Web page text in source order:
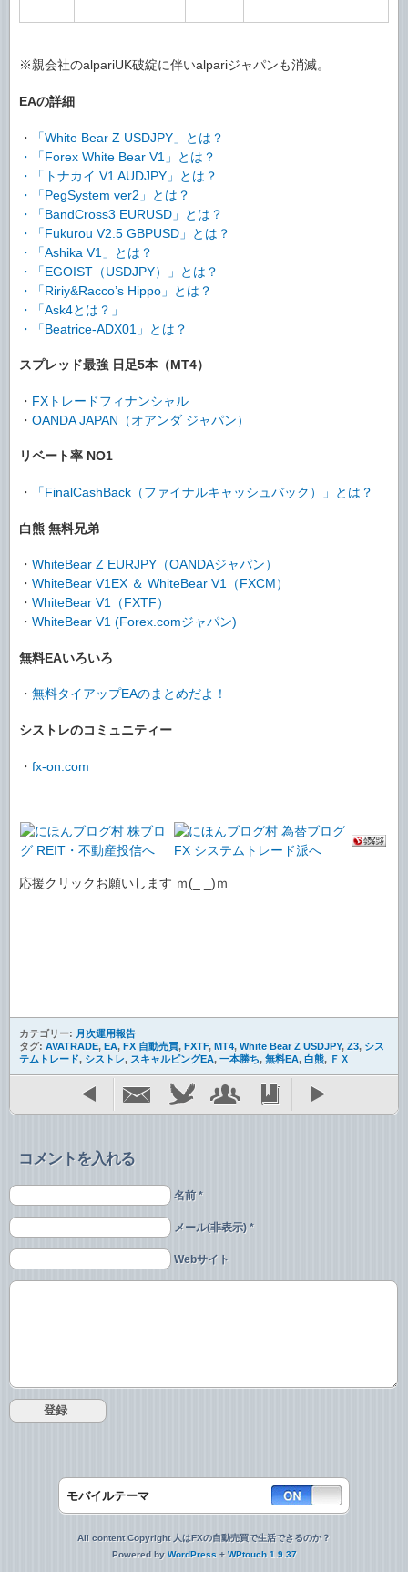
※親会社のalpariUK破綻に伴いalpariジャパンも消滅。
EAの詳細
・
「White Bear Z USDJPY」とは？
・
「Forex White Bear V1」とは？
・
「トナカイ V1 AUDJPY」とは？
・
「PegSystem ver2」とは？
・
「BandCross3 EURUSD」とは？
・
「Fukurou V2.5 GBPUSD」とは？
・
「Ashika V1」とは？
・
「EGOIST（USDJPY）」とは？
・
「Ririy&Racco’s Hippo」とは？
・
「Ask4とは？」
・
「Beatrice-ADX01」とは？
スプレッド最強 日足5本（MT4）
・ FXトレードフィナンシャル
・ OANDA JAPAN（オアンダ ジャパン）
リベート率 NO1
・ 「FinalCashBack（ファイナルキャッシュバック）」とは？
白熊 無料兄弟
・ WhiteBear Z EURJPY（OANDAジャパン）
・ WhiteBear V1EX ＆ WhiteBear V1（FXCM）
・ WhiteBear V1（FXTF）
・ WhiteBear V1 (Forex.comジャパン)
無料EAいろいろ
・ 無料タイアップEAのまとめだよ！
シストレのコミュニティー
・ fx-on.com
応援クリックお願いします ｍ(_ _)ｍ
カテゴリー: 月次運用報告
タグ: AVATRADE, EA, FX 自動売買, FXTF, MT4, White Bear Z USDJPY, Z3, シス
テムトレード, シストレ, スキャルピングEA, 一本勝ち, 無料EA, 白熊, ＦＸ
コメントを入れる
名前 *
メール(非表示) *
Webサイト
モバイルテーマ
All content Copyright 人はFXの自動売買で生活できるのか？
Powered by WordPress + WPtouch 1.9.37